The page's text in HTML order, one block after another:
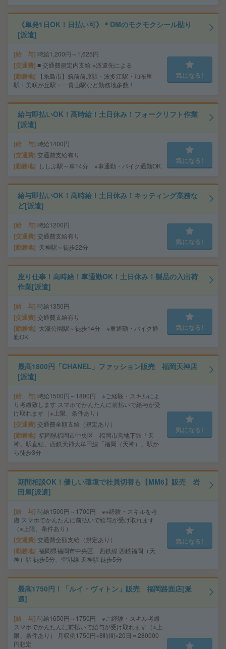
《単発1日OK！日払い可》＊DMのモクモクシール貼り
[派遣]
給 与 時給1,200円～1,625円
交通費 ■ 交通費規定内支給 ※派遣先による
勤務地
【糸島市】筑前前原駅・波多江駅・加布里
駅・美咲が丘駅・一貴山駅など勤務地多数！
気になる!
給与即払いOK！高時給！土日休み！フォークリフト作業
[派遣]
給 与 時給1400円
交通費 交通費支給有り
勤務地 ししぶ駅～車14分 ※車通勤・バイク通勤OK
気になる!
給与即払いOK！高時給！土日休み！キッティング業務な
ど[派遣]
給 与 時給1200円
交通費 交通費支給有り
勤務地 天神駅～徒歩22分
気になる!
座り仕事！高時給！車通勤OK！土日休み！製品の入出荷
作業[派遣]
給 与 時給1350円
交通費 交通費支給有り
勤務地
大濠公園駅～徒歩14分 ※車通勤・バイク通
勤OK
気になる!
最高1800円「CHANEL」ファッション販売 福岡天神店
[派遣]
給 与 時給1500円～1800円 ※ご経験・スキルによ
り考慮致します スマホでかんたんに前払いで給与が受
け取れます（※上限、条件あり）
交通費 交通費全額支給（規定あり）
勤務地 福岡県福岡市中央区 福岡市営地下鉄「天
神」駅直結、西鉄天神大牟田線「福岡（天神）」駅か
ら徒歩3分
気になる!
期間相談OK！優しい環境で社員切替も【MM6】販売 岩
田屋[派遣]
給 与 時給1500円～1700円 ※※経験・スキルを考
慮 スマホでかんたんに前払いで給与が受け取れます
（※上限、条件あり）
交通費 交通費全額支給（規定あり）
勤務地 福岡県福岡市中央区 西鉄線 西鉄福岡（天
神）駅 徒歩5分、空港線 天神駅 徒歩5分
気になる!
最高1750円！「ルイ・ヴィトン」販売 福岡路面店[派
遣]
給 与 時給1650円～1750円 ※ご経験・スキル考慮
スマホでかんたんに前払いで給与が受け取れます（※上
限、条件あり） 月収例1750円×8時間×20日＝280000
円想定